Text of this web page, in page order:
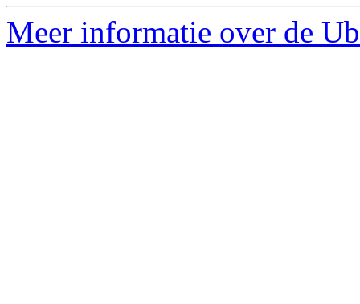
Meer informatie over de